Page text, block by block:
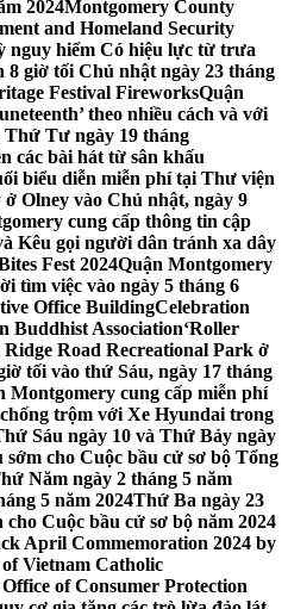
2024Montgomery County
and Homeland Security
nguy hiểm Có hiệu lực từ trưa
8 giờ tối Chủ nhật ngày 23 tháng
Festival FireworksQuận
theo nhiều cách và với
Thứ Tư ngày 19 tháng
các bài hát từ sân khấu
biểu diễn miễn phí tại Thư viện
Olney vào Chủ nhật, ngày 9
cung cấp thông tin cập
Kêu gọi người dân tránh xa dây
Fest 2024Quận Montgomery
tìm việc vào ngày 5 tháng 6
Office BuildingCelebration
Buddhist Association‘Roller
Ridge Road Recreational Park ở
tối vào thứ Sáu, ngày 17 tháng
Montgomery cung cấp miễn phí
trộm với Xe Hyundai trong
Sáu ngày 10 và Thứ Bảy ngày
sớm cho Cuộc bầu cử sơ bộ Tổng
Năm ngày 2 tháng 5 năm
5 năm 2024Thứ Ba ngày 23
Cuộc bầu cử sơ bộ năm 2024
April Commemoration 2024 by
Vietnam Catholic
of Consumer Protection